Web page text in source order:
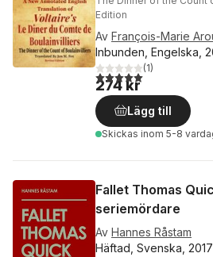
Edition
Av François-Marie
Inbunden, Engelska,
5,0utav 5 stjärnor.
(1)
274 kr
Lägg till
Skickas inom 5-8
Fallet Thomas
seriemördare
Av Hannes Råstam
Häftad, Svenska, 2017